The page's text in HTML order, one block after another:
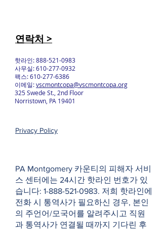
연락처 >
핫라인:888-521-0983
사무실:610-277-0932
팩스:610-277-6386
이메일:vscmontcopa@vscmontcopa.org
325 Swede St., 2nd Floor
Norristown, PA 19401
Privacy Policy
PA Montgomery 카운티의 피해자 서비
스 센터에는 24시간 핫라인 번호가 있
습니다: 1-888-521-0983. 저희 핫라인에
전화 시 통역사가 필요하신 경우, 본인
의 주언어/모국어를 알려주시고 직원
과 통역사가 연결될 때까지 기다린 후